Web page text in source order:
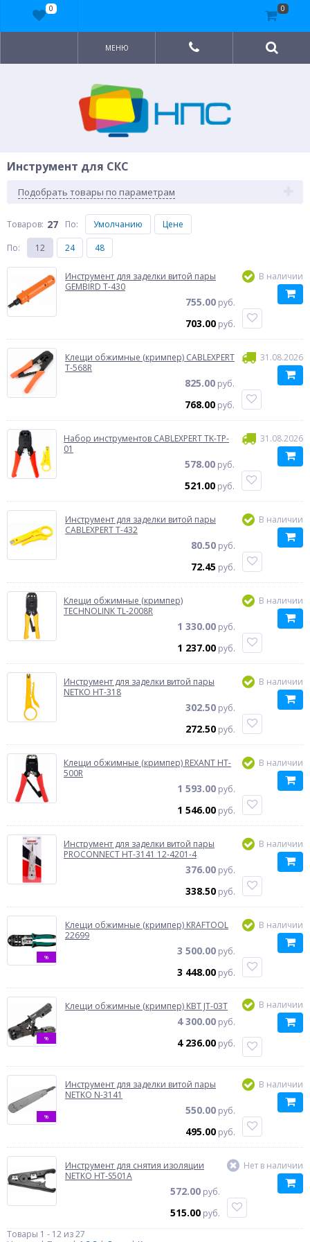
МЕНЮ
Инструмент для СКС
Подобрать товары по параметрам
Товаров: 27 По: Умолчанию
Цене
По: 12 24 48
Инструмент для заделки витой пары
GEMBIRD T-430
755.00 руб.
703.00 руб.
В наличии
Клещи обжимные (кримпер) CABLEXPERT
T-568R
825.00 руб.
768.00 руб.
31.08.2026
Набор инструментов CABLEXPERT TK-TP-
01
578.00 руб.
521.00 руб.
31.08.2026
Инструмент для заделки витой пары
CABLEXPERT T-432
80.50 руб.
72.45 руб.
В наличии
Клещи обжимные (кримпер)
TECHNOLINK TL-2008R
1 330.00 руб.
1 237.00 руб.
В наличии
Инструмент для заделки витой пары
NETKO HT-318
302.50 руб.
272.50 руб.
В наличии
Клещи обжимные (кримпер) REXANT HT-
500R
1 593.00 руб.
1 546.00 руб.
В наличии
Инструмент для заделки витой пары
PROCONNECT HT-3141 12-4201-4
376.00 руб.
338.50 руб.
В наличии
%
Клещи обжимные (кримпер) KRAFTOOL
22699
3 500.00 руб.
3 448.00 руб.
В наличии
%
Клещи обжимные (кримпер) KBT JT-03T
4 300.00 руб.
4 236.00 руб.
В наличии
%
Инструмент для заделки витой пары
NETKO N-3141
550.00 руб.
495.00 руб.
В наличии
Инструмент для снятия изоляции
NETKO HT-S501A
572.00 руб.
515.00 руб.
Нет в наличии
Товары 1 - 12 из 27
0 0